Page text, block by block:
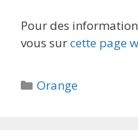
Pour des
vous surcette page
Catégories
Orange